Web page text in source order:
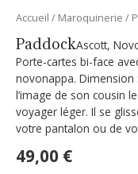
Accueil / Maroquinerie /
PaddockAscott,
Porte-cartes bi-face
novonappa. Dimension
l’image de son cousin
voyager léger. Il se
votre pantalon ou de
49,00 €
quantité
Paddock